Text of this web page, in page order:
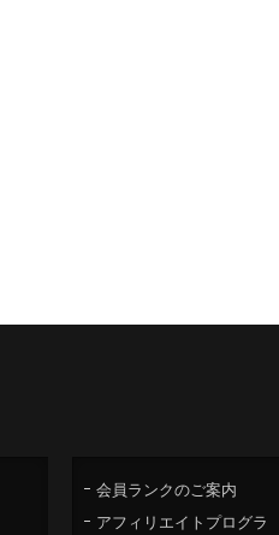
会員ランクのご案内
アフィリエイトプログラ